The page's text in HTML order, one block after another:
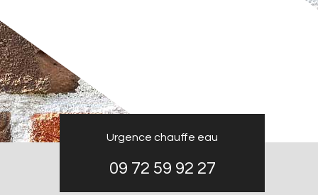
Urgence chauffe eau
09 72 59 92 27